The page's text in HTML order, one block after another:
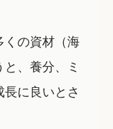
くの資材（海
、養分、ミ
に良いとさ